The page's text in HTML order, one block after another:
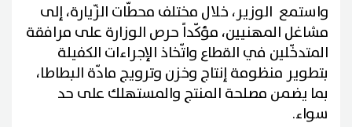
واستمع الوزير، خلال مختلف محطّات الزّيارة، إلى
مشاغل المهنيين، مؤكّداً حرص الوزارة على مرافقة
المتدخّلين في القطاع واتّخاذ الإجراءات الكفيلة
بتطوير منظومة إنتاج وخزن وترويج مادّة البطاطا،
بما يضمن مصلحة المنتج والمستهلك على حد
سواء.